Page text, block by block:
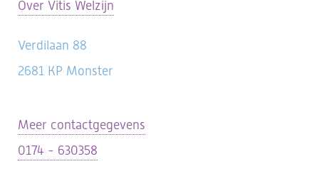
Over Vitis Welzijn
Verdilaan 88
2681 KP Monster
Meer contactgegevens
0174 - 630358